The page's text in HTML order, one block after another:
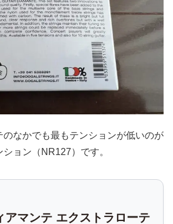
のなかでも最もテンションが低いのが
ョン（NR127）です。
アマンテ エクストラローテ